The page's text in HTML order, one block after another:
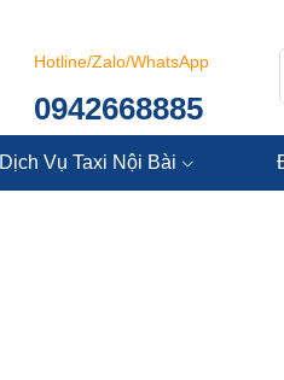
Hotline/Zalo/WhatsApp
0942668885
Dịch Vụ Taxi Nội Bài